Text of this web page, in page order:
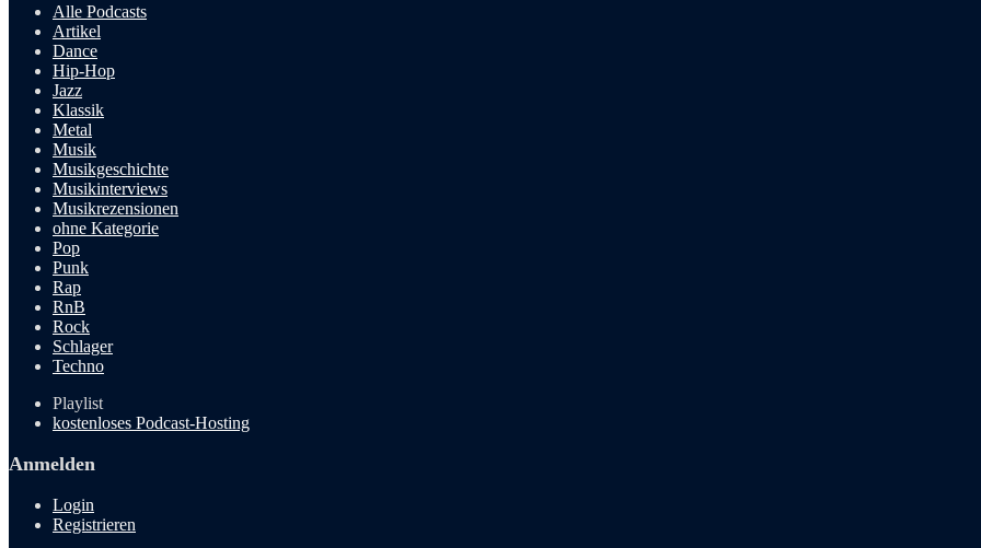
Alle Podcasts
Artikel
Dance
Hip-Hop
Jazz
Klassik
Metal
Musik
Musikgeschichte
Musikinterviews
Musikrezensionen
ohne Kategorie
Pop
Punk
Rap
RnB
Rock
Schlager
Techno
Playlist
kostenloses Podcast-Hosting
Anmelden
Login
Registrieren